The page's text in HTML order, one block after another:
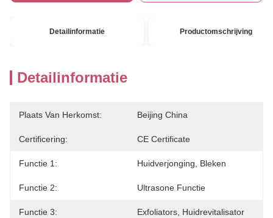
Detailinformatie Productomschrijving
Detailinformatie
Plaats Van Herkomst: Beijing China
Certificering: CE Certificate
Functie 1: Huidverjonging, Bleken
Functie 2: Ultrasone Functie
Functie 3: Exfoliators, Huidrevitalisator